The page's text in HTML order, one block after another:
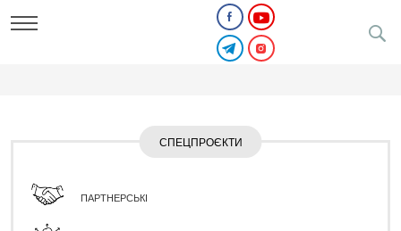
СПЕЦПРОЄКТИ
ПАРТНЕРСЬКІ